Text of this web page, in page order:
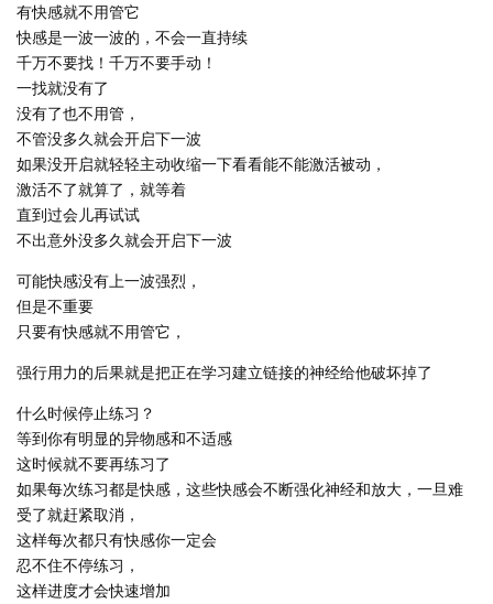
有快感就不用管它
快感是一波一波的，不会一直持续
千万不要找！千万不要手动！
一找就没有了
没有了也不用管，
不管没多久就会开启下一波
如果没开启就轻轻主动收缩一下看看能不能激活被动，
激活不了就算了，就等着
直到过会儿再试试
不出意外没多久就会开启下一波
可能快感没有上一波强烈，
但是不重要
只要有快感就不用管它，
强行用力的后果就是把正在学习建立链接的神经给他破坏掉了
什么时候停止练习？
等到你有明显的异物感和不适感
这时候就不要再练习了
如果每次练习都是快感，这些快感会不断强化神经和放大，一旦难
受了就赶紧取消，
这样每次都只有快感你一定会
忍不住不停练习，
这样进度才会快速增加